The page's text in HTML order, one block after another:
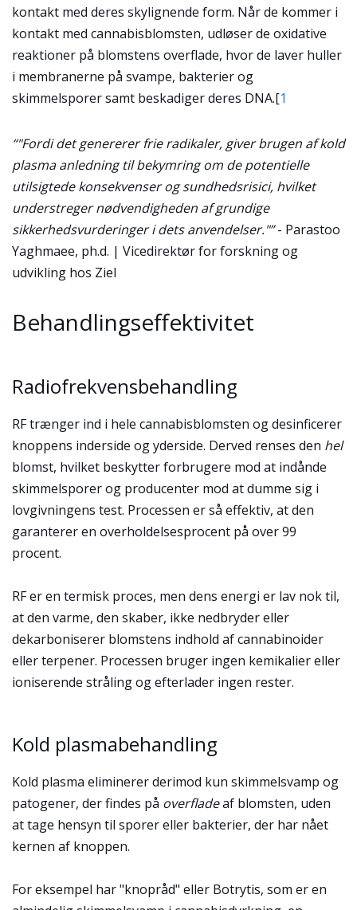
kontakt med deres skylignende form. Når de kommer i
kontakt med cannabisblomsten, udløser de oxidative
reaktioner på blomstens overflade, hvor de laver huller
i membranerne på svampe, bakterier og
skimmelsporer samt beskadiger deres DNA.[1
“"Fordi det genererer frie radikaler, giver brugen af kold
plasma anledning til bekymring om de potentielle
utilsigtede konsekvenser og sundhedsrisici, hvilket
understreger nødvendigheden af grundige
sikkerhedsvurderinger i dets anvendelser."”- Parastoo
Yaghmaee, ph.d. | Vicedirektør for forskning og
udvikling hos Ziel
Behandlingseffektivitet
Radiofrekvensbehandling
RF trænger ind i hele cannabisblomsten og desinficerer
knoppens inderside og yderside. Derved renses den hel
blomst, hvilket beskytter forbrugere mod at indånde
skimmelsporer og producenter mod at dumme sig i
lovgivningens test. Processen er så effektiv, at den
garanterer en overholdelsesprocent på over 99
procent.
RF er en termisk proces, men dens energi er lav nok til,
at den varme, den skaber, ikke nedbryder eller
dekarboniserer blomstens indhold af cannabinoider
eller terpener. Processen bruger ingen kemikalier eller
ioniserende stråling og efterlader ingen rester.
Kold plasmabehandling
Kold plasma eliminerer derimod kun skimmelsvamp og
patogener, der findes på overfladeaf blomsten, uden
at tage hensyn til sporer eller bakterier, der har nået
kernen af knoppen.
For eksempel har "knopråd" eller Botrytis, som er en